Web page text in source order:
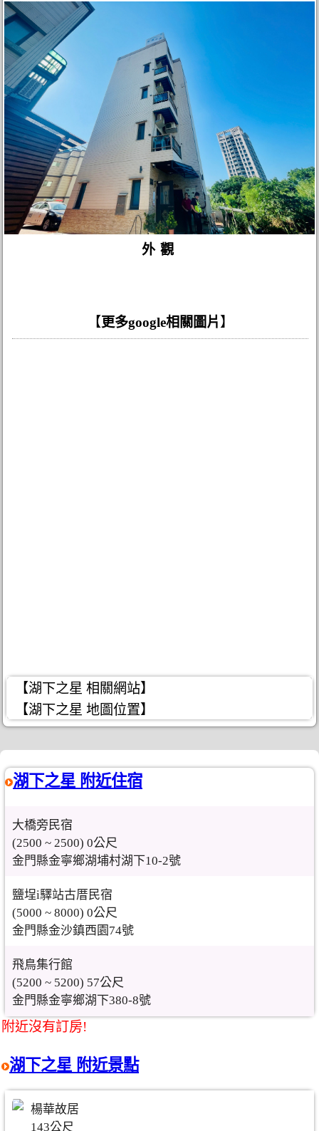
外觀
【更多google相關圖片】
【湖下之星 相關網站】
【湖下之星 地圖位置】
湖下之星 附近住宿
大橋旁民宿
(2500 ~ 2500) 0公尺
金門縣金寧鄉湖埔村湖下10-2號
鹽埕i驛站古厝民宿
(5000 ~ 8000) 0公尺
金門縣金沙鎮西園74號
飛鳥集行館
(5200 ~ 5200) 57公尺
金門縣金寧鄉湖下380-8號
附近沒有訂房!
湖下之星 附近景點
楊華故居
143公尺